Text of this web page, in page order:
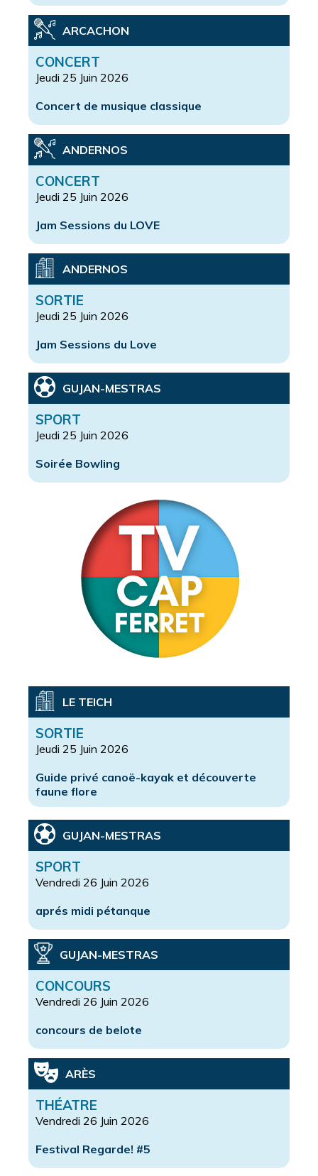
ARCACHON
CONCERT
Jeudi 25 Juin 2026
Concert de musique classique
ANDERNOS
CONCERT
Jeudi 25 Juin 2026
Jam Sessions du LOVE
ANDERNOS
SORTIE
Jeudi 25 Juin 2026
Jam Sessions du Love
GUJAN-MESTRAS
SPORT
Jeudi 25 Juin 2026
Soirée Bowling
LE TEICH
SORTIE
Jeudi 25 Juin 2026
Guide privé canoë-kayak et découverte
faune flore
GUJAN-MESTRAS
SPORT
Vendredi 26 Juin 2026
aprés midi pétanque
GUJAN-MESTRAS
CONCOURS
Vendredi 26 Juin 2026
concours de belote
ARÈS
THÉATRE
Vendredi 26 Juin 2026
Festival Regarde! #5